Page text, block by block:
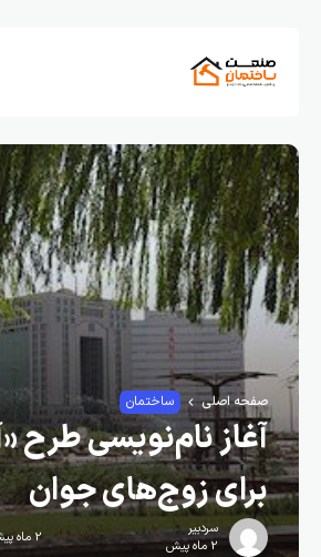
صفحه اصلی ساختمان
آغاز نام‌نویسی طرح
برای زوج‌های جوان
سردبیر
2 ماه پیش
2 ماه پیش